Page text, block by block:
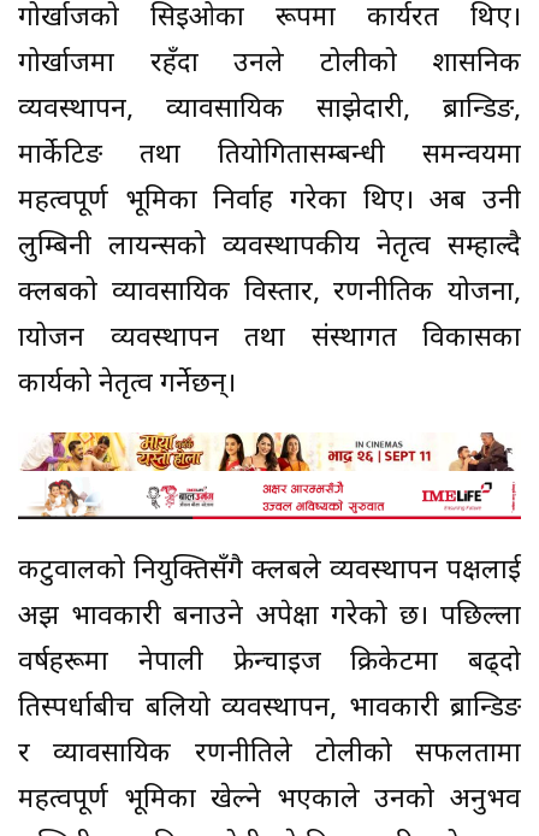
गोर्खाजको सिइओका रूपमा कार्यरत थिए।
गोर्खाजमा रहँदा उनले टोलीको प्रशासनिक
व्यवस्थापन, व्यावसायिक साझेदारी, ब्रान्डिङ,
मार्केटिङ तथा प्रतियोगितासम्बन्धी समन्वयमा
महत्वपूर्ण भूमिका निर्वाह गरेका थिए। अब उनी
लुम्बिनी लायन्सको व्यवस्थापकीय नेतृत्व सम्हाल्दै
क्लबको व्यावसायिक विस्तार, रणनीतिक योजना,
प्रायोजन व्यवस्थापन तथा संस्थागत विकासका
कार्यको नेतृत्व गर्नेछन्।
कटुवालको नियुक्तिसँगै क्लबले व्यवस्थापन पक्षलाई
अझ प्रभावकारी बनाउने अपेक्षा गरेको छ। पछिल्ला
वर्षहरूमा नेपाली फ्रेन्चाइज क्रिकेटमा बढ्दो
प्रतिस्पर्धाबीच बलियो व्यवस्थापन, प्रभावकारी ब्रान्डिङ
र व्यावसायिक रणनीतिले टोलीको सफलतामा
महत्वपूर्ण भूमिका खेल्ने भएकाले उनको अनुभव